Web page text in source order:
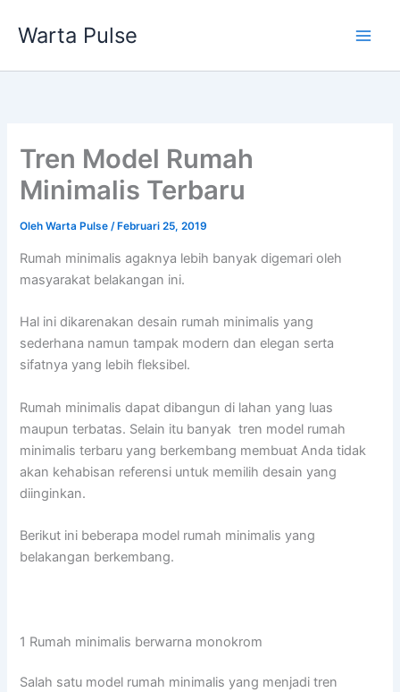
Warta Pulse
Tren Model Rumah
Minimalis Terbaru
OlehWarta Pulse/ Februari 25, 2019
Rumah minimalis agaknya lebih banyak digemari oleh
masyarakat belakangan ini.
Hal ini dikarenakan desain rumah minimalis yang
sederhana namun tampak modern dan elegan serta
sifatnya yang lebih fleksibel.
Rumah minimalis dapat dibangun di lahan yang luas
maupun terbatas. Selain itu banyak tren model rumah
minimalis terbaru yang berkembang membuat Anda tidak
akan kehabisan referensi untuk memilih desain yang
diinginkan.
Berikut ini beberapa model rumah minimalis yang
belakangan berkembang.
1 Rumah minimalis berwarna monokrom
Salah satu model rumah minimalis yang menjadi tren